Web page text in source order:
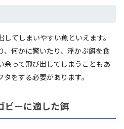
てしまいやすい魚といえます。
何かに驚いたり、浮かぶ餌を食
余って飛び出してしまうこともあ
をする必要があります。
ビーに適した餌